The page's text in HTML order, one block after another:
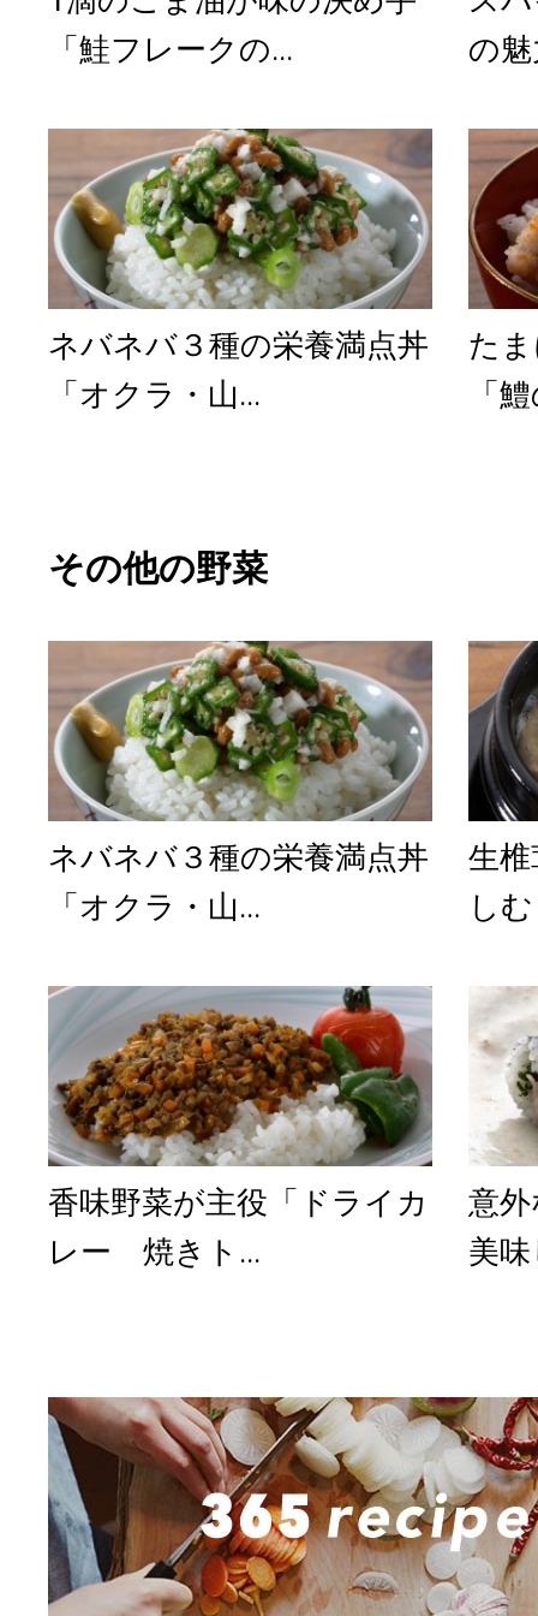
「鮭フレークの...
の
ネバネバ３種の栄養満点丼
「オクラ・山...
た
「
その他の野菜
ネバネバ３種の栄養満点丼
「オクラ・山...
生
し
香味野菜が主役「ドライカ
レー 焼きト...
意
美